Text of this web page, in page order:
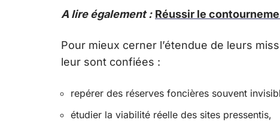
A lire également : Réussir le
Pour mieux cerner l’étendue de leurs
leur sont confiées :
repérer des réserves foncières souvent
étudier la viabilité réelle des sites pressentis,